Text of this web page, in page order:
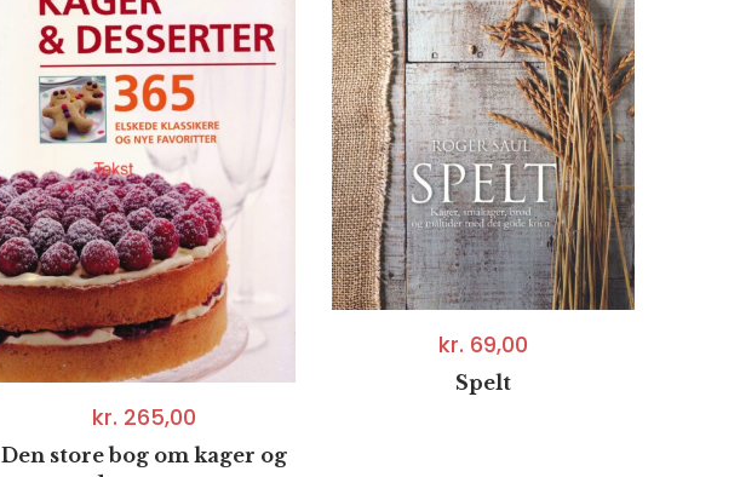
kr. 265,00
Den store bog om kager og
kr. 69,00
Spelt